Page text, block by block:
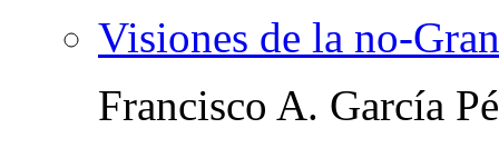
Visiones de la no-
Francisco A. García